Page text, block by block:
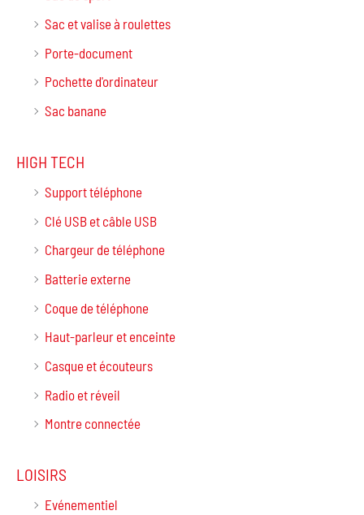
Sac et valise à roulettes
Porte-document
Pochette d'ordinateur
Sac banane
HIGH TECH
Support téléphone
Clé USB et câble USB
Chargeur de téléphone
Batterie externe
Coque de téléphone
Haut-parleur et enceinte
Casque et écouteurs
Radio et réveil
Montre connectée
LOISIRS
Evénementiel